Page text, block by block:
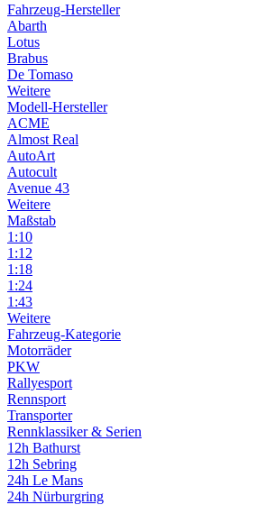
Fahrzeug-Hersteller
Abarth
Lotus
Brabus
De Tomaso
Weitere
Modell-Hersteller
ACME
Almost Real
AutoArt
Autocult
Avenue 43
Weitere
Maßstab
1:10
1:12
1:18
1:24
1:43
Weitere
Fahrzeug-Kategorie
Motorräder
PKW
Rallyesport
Rennsport
Transporter
Rennklassiker & Serien
12h Bathurst
12h Sebring
24h Le Mans
24h Nürburgring